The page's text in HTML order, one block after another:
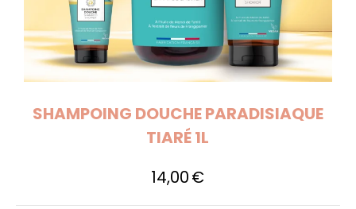
SHAMPOING DOUCHE PARADISIAQUE
TIARÉ 1L
14,00€